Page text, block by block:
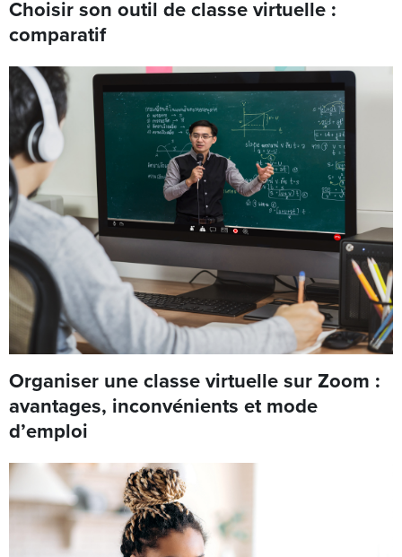
Choisir son outil de classe virtuelle :
comparatif
Organiser une classe virtuelle sur Zoom :
avantages, inconvénients et mode
d’emploi